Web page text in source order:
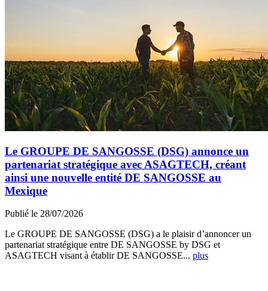
Le GROUPE DE SANGOSSE (DSG) annonce un
partenariat stratégique avec ASAGTECH, créant
ainsi une nouvelle entité DE SANGOSSE au
Mexique
Publié le 28/07/2026
Le GROUPE DE SANGOSSE (DSG) a le plaisir d’annoncer un
partenariat stratégique entre DE SANGOSSE by DSG et
ASAGTECH visant à établir DE SANGOSSE... plus